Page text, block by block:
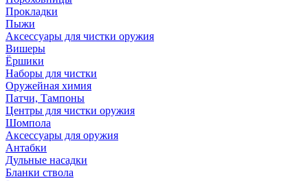
Прокладки
Пыжи
Аксессуары для чистки оружия
Вишеры
Ёршики
Наборы для чистки
Оружейная химия
Патчи, Тампоны
Центры для чистки оружия
Шомпола
Аксессуары для оружия
Антабки
Дульные насадки
Бланки ствола